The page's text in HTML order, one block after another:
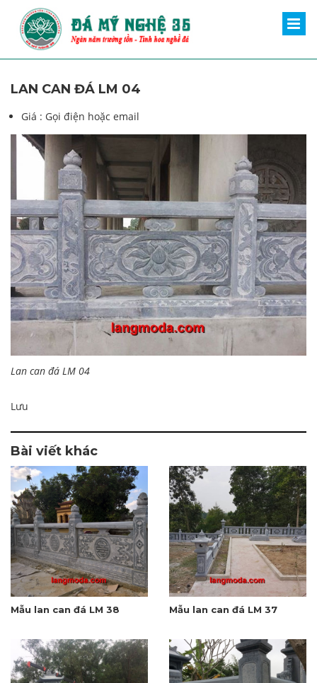
LAN CAN ĐÁ LM 04
Giá : Gọi điện hoặc email
Lan can đá LM 04
Lưu
Bài viết khác
Mẫu lan can đá LM 38 Mẫu lan can đá LM 37